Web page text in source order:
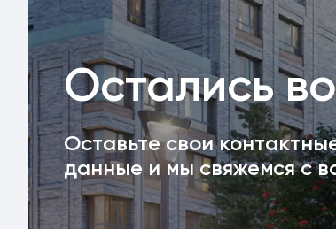
Остались
Оставьте свои
данные и мы свяжемся с